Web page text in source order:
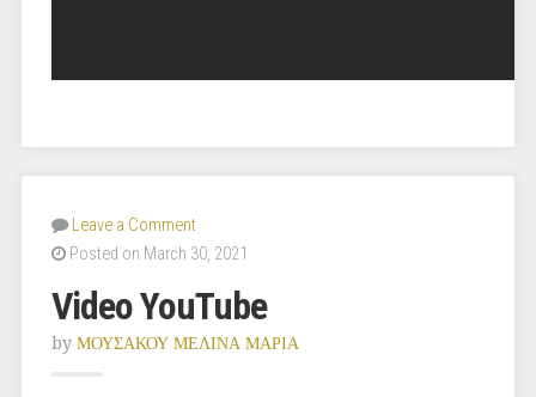
Leave a Comment
Posted on March 30, 2021
Video YouTube
by ΜΟΥΣΑΚΟΥ ΜΕΛΙΝΑ ΜΑΡΙΑ